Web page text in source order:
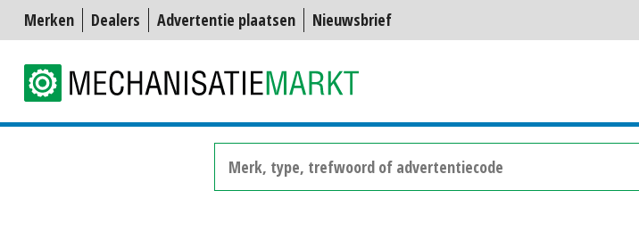
Merken Dealers Advertentie plaatsen Nieuwsbrief